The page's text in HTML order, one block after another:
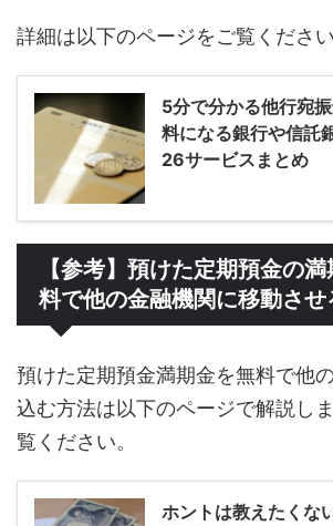
詳細は以下のページをご覧ください
5分で分かる他行宛
料になる銀行や信託
26サービスまとめ
【参考】預けた定期預金の
料で他の金融機関に移動させ
預けた定期預金満期金を無料で他
込む方法は以下のページで解説し
覧ください。
ホントは教えたくな